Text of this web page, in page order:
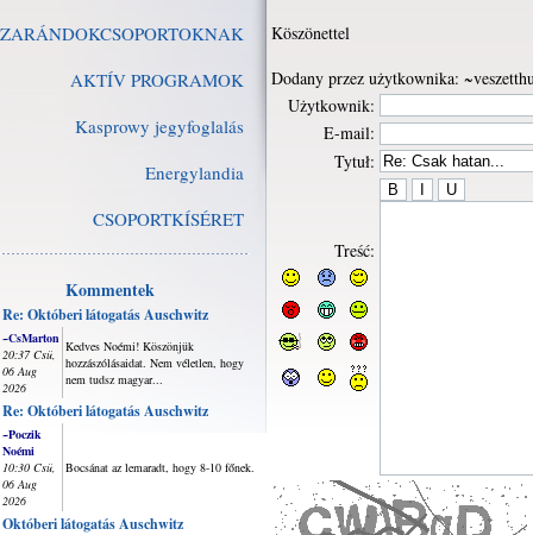
ZARÁNDOKCSOPORTOKNAK
AKTÍV PROGRAMOK
Kasprowy jegyfoglalás
Energylandia
CSOPORTKÍSÉRET
Kommentek
Re: Októberi látogatás Auschwitz
~CsMarton
20:37 Csü,
06 Aug
2026
Kedves Noémi! Köszönjük
hozzászólásaidat. Nem véletlen, hogy
nem tudsz magyar...
Re: Októberi látogatás Auschwitz
~Poczik
Noémi
10:30 Csü,
06 Aug
2026
Bocsánat az lemaradt, hogy 8-10 főnek.
Októberi látogatás Auschwitz
Köszönettel
Dodany przez użytkownika:
Użytkownik:
E-mail:
Tytuł:
Treść: